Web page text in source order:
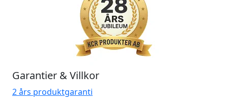
Garantier & Villkor
2 års produktgaranti